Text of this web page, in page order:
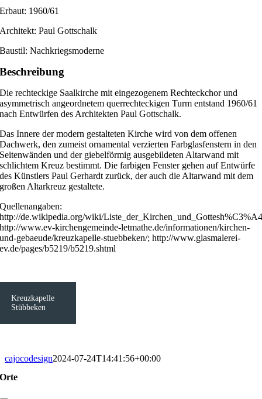
Erbaut: 1960/61
Architekt: Paul Gottschalk
Baustil: Nachkriegsmoderne
Beschreibung
Die rechteckige Saalkirche mit eingezogenem Rechteckchor und
asymmetrisch angeordnetem querrechteckigen Turm entstand 1960/61
nach Entwürfen des Architekten Paul Gottschalk.
Das Innere der modern gestalteten Kirche wird von dem offenen
Dachwerk, den zumeist ornamental verzierten Farbglasfenstern in den
Seitenwänden und der giebelförmig ausgebildeten Altarwand mit
schlichtem Kreuz bestimmt. Die farbigen Fenster gehen auf Entwürfe
des Künstlers Paul Gerhardt zurück, der auch die Altarwand mit dem
großen Altarkreuz gestaltete.
Quellenangaben:
http://de.wikipedia.org/wiki/
http://www.ev-kirchengemeinde-letmathe.de/informationen/kirchen-
und-gebaeude/kreuzkapelle-stuebbeken/; http://www.glasmalerei-
ev.de/pages/b5219/b5219.shtml
Kreuzkapelle
Stübbeken
cajocodesign2024-07-24T14:41:56+00:00
Orte